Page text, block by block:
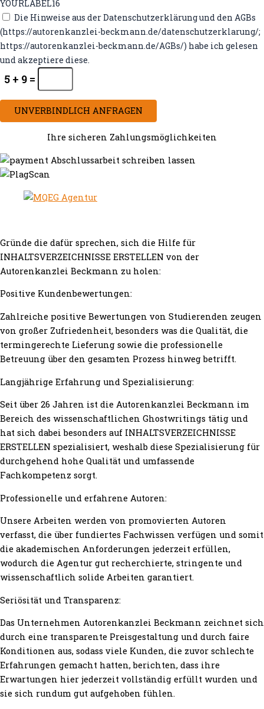
YOURLABEL16
Die Hinweise aus der Datenschutzerklärung und den AGBs
(https://autorenkanzlei-beckmann.de/datenschutzerklarung/;
https://autorenkanzlei-beckmann.de/AGBs/) habe ich gelesen
und akzeptiere diese.
5 + 9 =
UNVERBINDLICH ANFRAGEN
Ihre sicheren Zahlungsmöglichkeiten
Gründe die dafür sprechen, sich die Hilfe für
INHALTSVERZEICHNISSE ERSTELLEN von der
Autorenkanzlei Beckmann zu holen:
Positive Kundenbewertungen:
Zahlreiche positive Bewertungen von Studierenden zeugen
von großer Zufriedenheit, besonders was die Qualität, die
termingerechte Lieferung sowie die professionelle
Betreuung über den gesamten Prozess hinweg betrifft.
Langjährige Erfahrung und Spezialisierung:
Seit über 26 Jahren ist die Autorenkanzlei Beckmann im
Bereich des wissenschaftlichen Ghostwritings tätig und
hat sich dabei besonders auf INHALTSVERZEICHNISSE
ERSTELLEN spezialisiert, weshalb diese Spezialisierung für
durchgehend hohe Qualität und umfassende
Fachkompetenz sorgt.
Professionelle und erfahrene Autoren:
Unsere Arbeiten werden von promovierten Autoren
verfasst, die über fundiertes Fachwissen verfügen und somit
die akademischen Anforderungen jederzeit erfüllen,
wodurch die Agentur gut recherchierte, stringente und
wissenschaftlich solide Arbeiten garantiert.
Seriösität und Transparenz:
Das Unternehmen Autorenkanzlei Beckmann zeichnet sich
durch eine transparente Preisgestaltung und durch faire
Konditionen aus, sodass viele Kunden, die zuvor schlechte
Erfahrungen gemacht hatten, berichten, dass ihre
Erwartungen hier jederzeit vollständig erfüllt wurden und
sie sich rundum gut aufgehoben fühlen.